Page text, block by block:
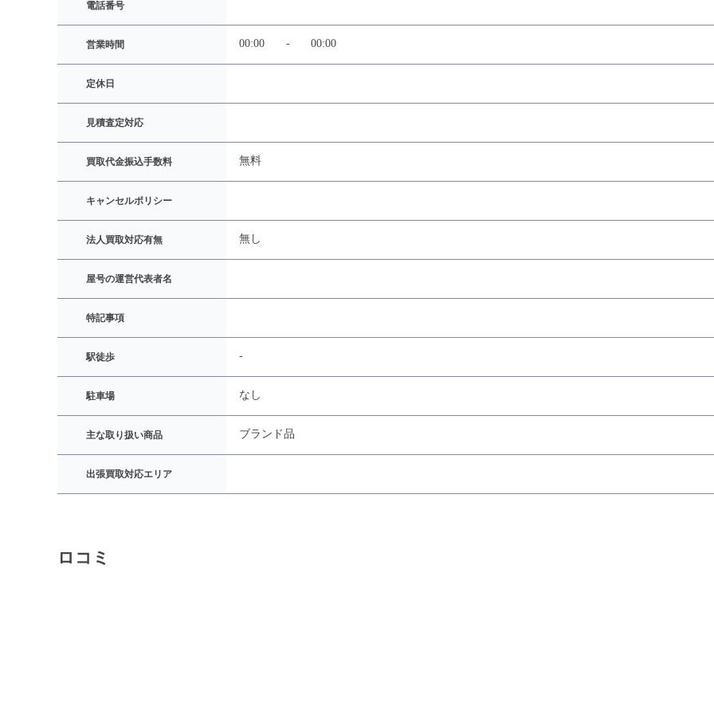
電話番号
営業時間 00:00 - 00:00
定休日
見積査定対応
買取代金振込手数料 無料
キャンセルポリシー
法人買取対応有無 無し
屋号の運営代表者名
特記事項
駅徒歩 -
駐車場 なし
主な取り扱い商品 ブランド品
出張買取対応エリア
ロコミ